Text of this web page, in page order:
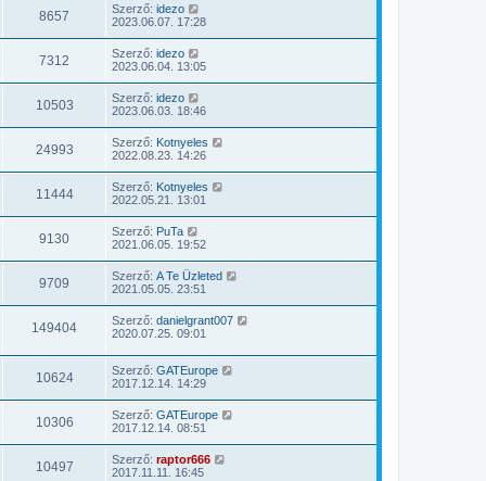
8657 Szerző: idezo
2023.06.07. 17:28
7312 Szerző: idezo
2023.06.04. 13:05
10503 Szerző: idezo
2023.06.03. 18:46
24993 Szerző: Kotnyeles
2022.08.23. 14:26
11444 Szerző: Kotnyeles
2022.05.21. 13:01
9130 Szerző: PuTa
2021.06.05. 19:52
9709 Szerző: A Te Üzleted
2021.05.05. 23:51
149404 Szerző: danielgrant007
2020.07.25. 09:01
10624 Szerző: GATEurope
2017.12.14. 14:29
10306 Szerző: GATEurope
2017.12.14. 08:51
10497 Szerző: raptor666
2017.11.11. 16:45